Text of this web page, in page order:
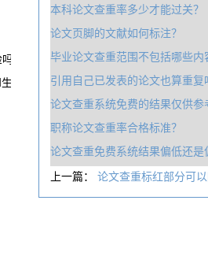
？
成？
本科论文查重率多少才能过关？
论文页脚的文献如何标注？
毕业论文查重范围不包括哪些内
引用自己已发表的论文也算重复
论文查重系统免费的结果仅供参
职称论文查重率合格标准？
论文查重免费系统结果偏低还是
上一篇： 论文查重标红部分可以